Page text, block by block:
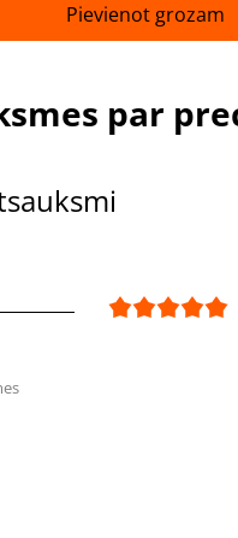
Pievienot grozam
par